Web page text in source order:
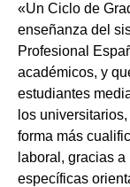
«Un Ciclo de
enseñanza del
Profesional
académicos, y
estudiantes
los
forma más
laboral, gracias
específicas